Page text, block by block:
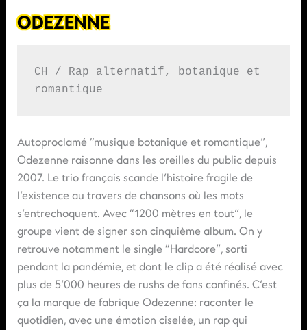
ODEZENNE
CH / Rap alternatif, botanique et
romantique
Autoproclamé “musique botanique et romantique”,
Odezenne raisonne dans les oreilles du public depuis
2007. Le trio français scande l’histoire fragile de
l’existence au travers de chansons où les mots
s’entrechoquent. Avec “1200 mètres en tout”, le
groupe vient de signer son cinquième album. On y
retrouve notamment le single “Hardcore”, sorti
pendant la pandémie, et dont le clip a été réalisé avec
plus de 5’000 heures de rushs de fans confinés. C’est
ça la marque de fabrique Odezenne: raconter le
quotidien, avec une émotion ciselée, un rap qui